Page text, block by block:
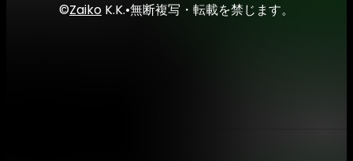
©Zaiko K.K.•無断複写・転載を禁じます。